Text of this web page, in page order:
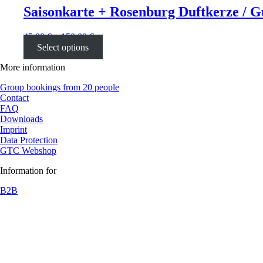
Saisonkarte + Rosenburg Duftkerze /
45,00€–150,00€
Select options
More information
Group bookings from 20 people
Contact
FAQ
Downloads
Imprint
Data Protection
GTC Webshop
Information for
B2B